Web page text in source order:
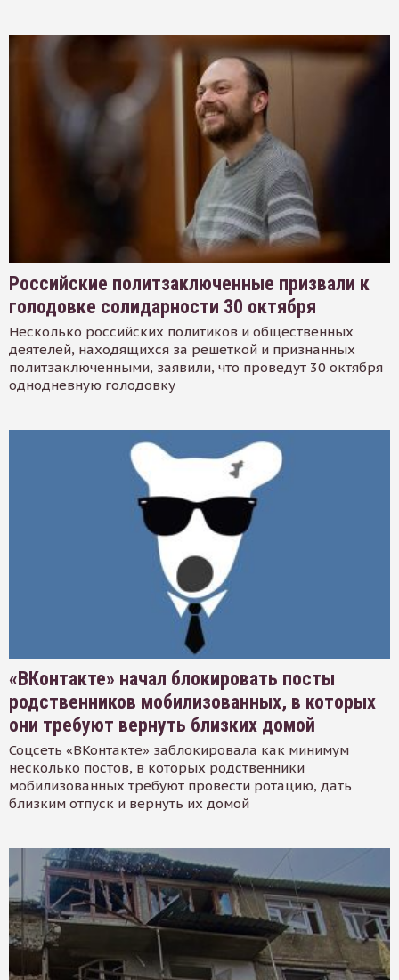
Российские политзаключенные призвали к
голодовке солидарности 30 октября
Несколько российских политиков и общественных
деятелей, находящихся за решеткой и признанных
политзаключенными, заявили, что проведут 30 октября
однодневную голодовку
«ВКонтакте» начал блокировать посты
родственников мобилизованных, в которых
они требуют вернуть близких домой
Соцсеть «ВКонтакте» заблокировала как минимум
несколько постов, в которых родственники
мобилизованных требуют провести ротацию, дать
близким отпуск и вернуть их домой